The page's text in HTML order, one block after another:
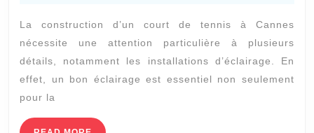
d’éclairage
dans
La construction d’un court de tennis à Cannes
nécessite une attention particulière à plusieurs
détails, notamment les installations d’éclairage. En
effet, un bon éclairage est essentiel non seulement
pour la